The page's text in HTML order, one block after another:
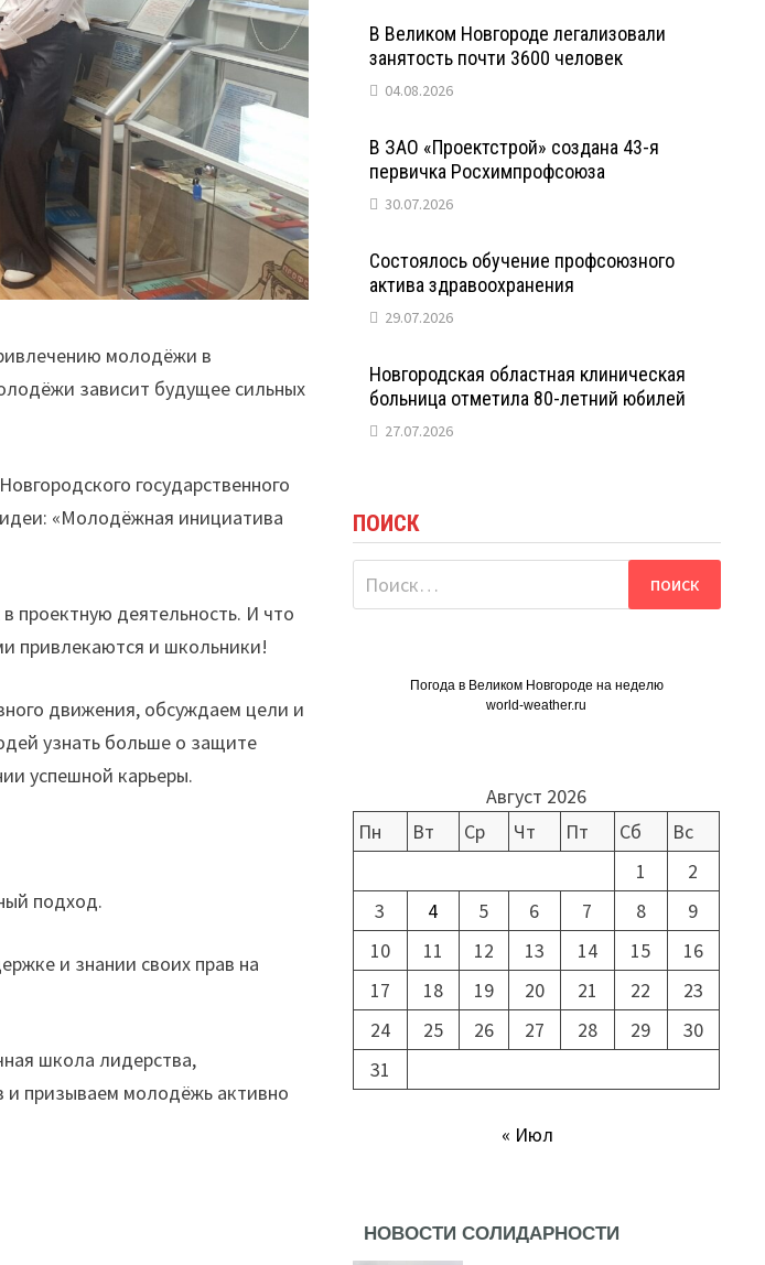
молодёжи в
зависит будущее сильных
государственного
«Молодёжная инициатива
проектную деятельность. И что
привлекаются и школьники!
движения, обсуждаем цели и
узнать больше о защите
успешной карьеры.
подход.
и знании своих прав на
школа лидерства,
призываем молодёжь активно
В Великом Новгороде легализовали
занятость почти 3600 человек
04.08.2026
В ЗАО «Проектстрой» создана 43-я
первичка Росхимпрофсоюза
30.07.2026
Состоялось обучение профсоюзного
актива здравоохранения
29.07.2026
Новгородская областная клиническая
больница отметила 80-летний юбилей
27.07.2026
ПОИСК
Найти:
Погода в Великом Новгороде на неделю
world-weather.ru
Август 2026
Пн
Вт Ср Чт Пт Сб
Вс
1
2
3
4 5 6 7 8
9
10
11 12 13 14 15
16
17
18 19 20 21 22
23
24
25 26 27 28 29
30
31
« Июл
НОВОСТИ СОЛИДАРНОСТИ